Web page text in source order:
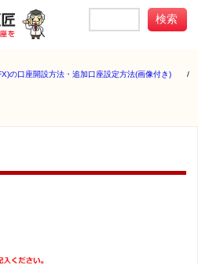
の口座開設方法・追加口座設定方法(画像付き) /